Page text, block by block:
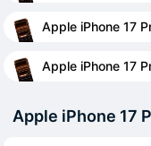
Apple iPhone 17